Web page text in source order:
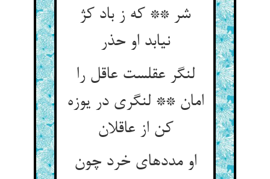
شر ** که ز باد کژ
نیابد او حذر
لنگر عقلست عاقل را
امان ** لنگری در یوزه
کن از عاقلان
او مددهای خرد چون